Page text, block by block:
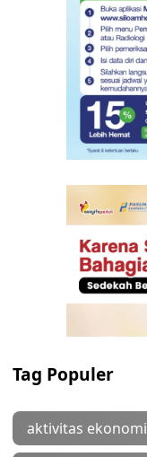
Tag Populer
aktivitas ekonomi